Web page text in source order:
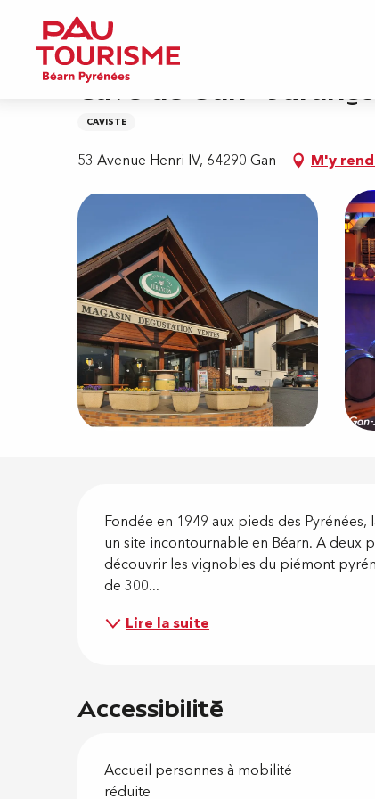
contenu
principal
Accueil
Cave de Gan -
CAVISTE
53 Avenue Henri IV, 64290 Gan M'y
Fondée en 1949 aux pieds des
un site incontournable en Béarn. A deux
découvrir les vignobles du piémont
de 300...
Lire la suite
Accessibilité
Accueil personnes à mobilité
réduite